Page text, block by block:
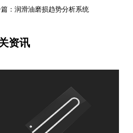
：润滑油磨损趋势分析系统
资讯